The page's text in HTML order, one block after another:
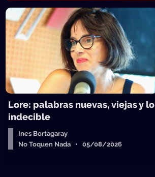
Lore: palabras nuevas, viejas y lo
indecible
Ines Bortagaray
No Toquen Nada • 05/08/2026